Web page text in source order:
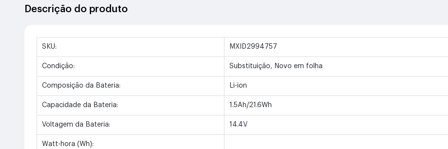
Descrição do produto
SKU: MXID2994757
Condição: Substituição, Novo em folha
Composição da Bateria: Li-ion
Capacidade da Bateria: 1.5Ah/21.6Wh
Voltagem da Bateria: 14.4V
Watt-hora (Wh):